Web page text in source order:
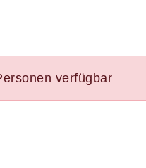
verfügbar